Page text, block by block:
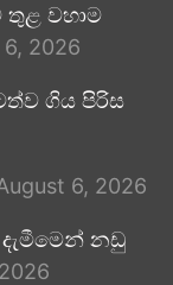
තුළ වහාම
2026
ගිය පිරිස
6, 2026
නඩු